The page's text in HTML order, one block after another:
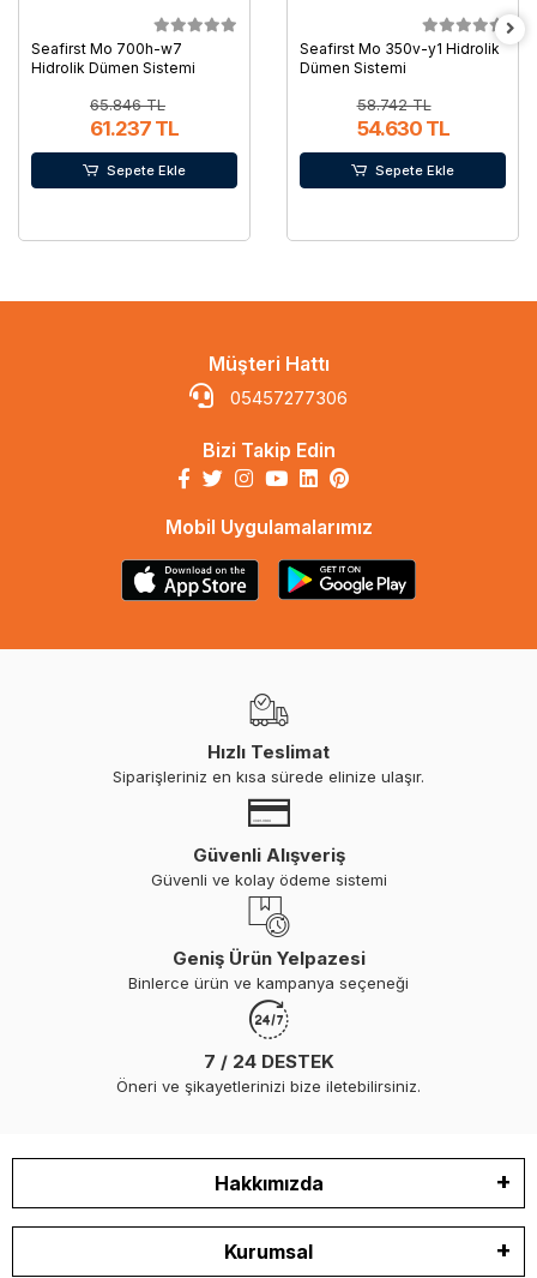
Seafirst Mo 700h-w7
Hidrolik Dümen Sistemi
65.846 TL
61.237 TL
Sepete Ekle
Seafirst Mo 350v-y1 Hidrolik
Dümen Sistemi
58.742 TL
54.630 TL
Sepete Ekle
Müşteri Hattı
05457277306
Bizi Takip Edin
Mobil Uygulamalarımız
Hızlı Teslimat
Siparişleriniz en kısa sürede elinize ulaşır.
Güvenli Alışveriş
Güvenli ve kolay ödeme sistemi
Geniş Ürün Yelpazesi
Binlerce ürün ve kampanya seçeneği
7 / 24 DESTEK
Öneri ve şikayetlerinizi bize iletebilirsiniz.
Hakkımızda
Kurumsal